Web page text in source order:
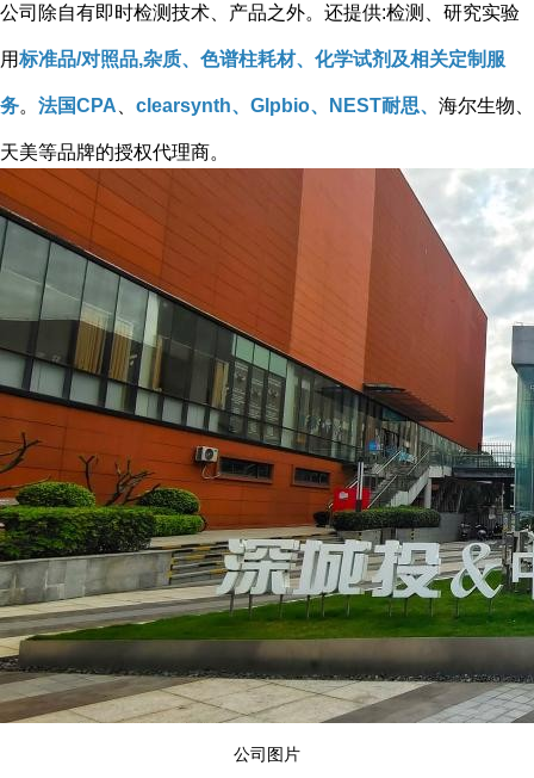
公司除自有即时检测技术、产品之外。还提供:检测、研究实验
用标准品/对照品,杂质、色谱柱耗材、化学试剂及相关定制服
务。 法国CPA clearsynth、Glpbio、NEST耐思、 海尔生物、
天美等品牌的授权代理商。
公司图片